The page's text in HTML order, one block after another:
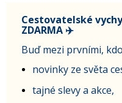
Cestovatelské
ZDARMA ✈️
Buď mezi prvními,
novinky ze světa
tajné slevy a akce,